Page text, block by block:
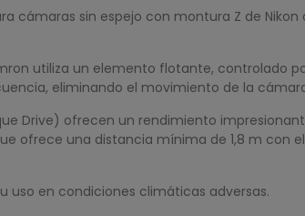
cámaras sin espejo con montura Z de
utiliza un elemento flotante, controlado
eliminando el movimiento de la
Drive) ofrecen un rendimiento
ofrece una distancia mínima de 1,8 m
uso en condiciones climáticas adversas.